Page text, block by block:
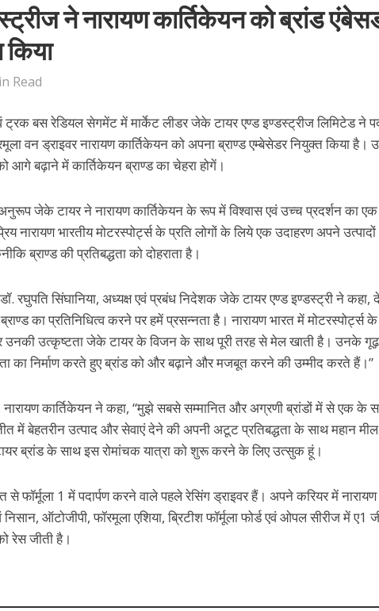
ने नारायण कार्तिकेयन को ब्रांड
Read
ट्रक बस रेडियल सेगमेंट में मार्केट लीडर जेके टायर एण्ड इण्डस्ट्रीज लिमिटेड ने
वन ड्राइवर नारायण कार्तिकेयन को अपना ब्राण्ड एम्बेसेडर नियुक्त किया है।
आगे बढ़ाने में कार्तिकेयन ब्राण्ड का चेहरा होगें।
जेके टायर ने नारायण कार्तिकेयन के रूप में विश्वास एवं उच्च प्रदर्शन का
नारायण भारतीय मोटरस्पोर्ट्स के प्रति लोगों के लिये एक उदाहरण अपने
ब्राण्ड की प्रतिबद्धता को दोहराता है।
डॉ. रघुपति सिंघानिया, अध्यक्ष एवं प्रबंध निदेशक जेके टायर एण्ड इण्डस्ट्री ने कहा,
का प्रतिनिधित्व करने पर हमें प्रसन्नता है। नारायण भारत में मोटरस्पोर्ट्स
उनकी उत्कृष्टता जेके टायर के विजन के साथ पूरी तरह से मेल खाती है। उनके गूढ़
का निर्माण करते हुए ब्रांड को और बढ़ाने और मजबूत करने की उम्मीद करते हैं।”
नारायण कार्तिकेयन ने कहा, “मुझे सबसे सम्मानित और अग्रणी ब्रांडों में से एक के
में बेहतरीन उत्पाद और सेवाएं देने की अपनी अटूट प्रतिबद्धता के साथ महान
ब्रांड के साथ इस रोमांचक यात्रा को शुरू करने के लिए उत्सुक हूं।
से फॉर्मूला 1 में पदार्पण करने वाले पहले रेसिंग ड्राइवर हैं। अपने करियर में
निसान, ऑटोजीपी, फॉरमूला एशिया, ब्रिटीश फॉर्मूला फोर्ड एवं ओपल सीरीज में ए1
रेस जीती है।